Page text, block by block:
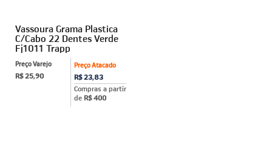
Vassoura Grama Plastica
C/Cabo 22 Dentes Verde
Fj1011 Trapp
Preço Atacado
R$ 23,83
Compras a partir
de R$ 400
Preço Varejo
R$ 25,90